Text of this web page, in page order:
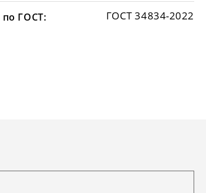
по ГОСТ: ГОСТ 34834-2022